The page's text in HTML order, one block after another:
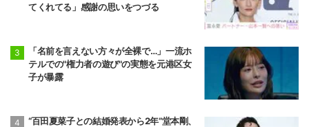
てくれてる」感謝の思いをつづる
「名前を言えない方々が全裸で…」一流ホ
テルでの"権力者の遊び"の実態を元港区女
子が暴露
“百田夏菜子との結婚発表から2年”堂本剛、